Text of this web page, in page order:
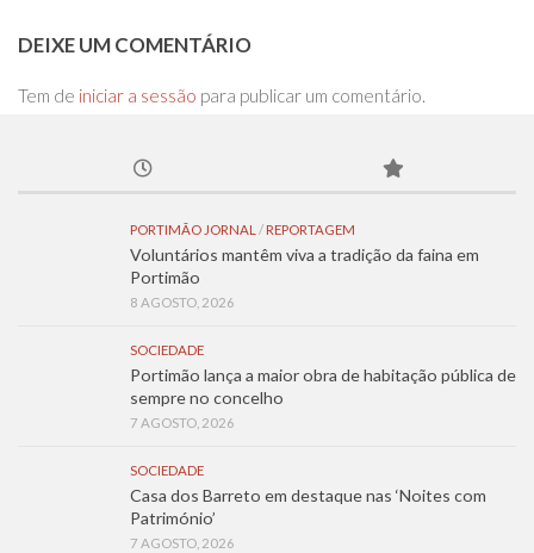
DEIXE UM COMENTÁRIO
Tem de iniciar a sessão para publicar um comentário.
PORTIMÃO JORNAL / REPORTAGEM
Voluntários mantêm viva a tradição da faina em
Portimão
8 AGOSTO, 2026
SOCIEDADE
Portimão lança a maior obra de habitação pública de
sempre no concelho
7 AGOSTO, 2026
SOCIEDADE
Casa dos Barreto em destaque nas ‘Noites com
Património’
7 AGOSTO, 2026